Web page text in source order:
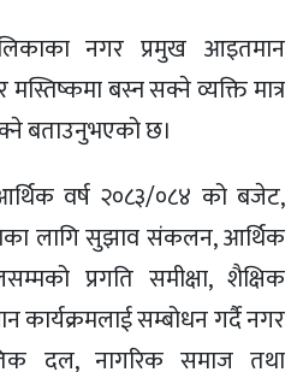
नगर प्रमुख आइतमान
बस्न सक्ने व्यक्ति मात्र
बताउनुभएको छ।
वर्ष २०८३/०८४ को बजेट,
लागि सुझाव संकलन, आर्थिक
प्रगति समीक्षा, शैक्षिक
कार्यक्रमलाई सम्बोधन गर्दै नगर
दल, नागरिक समाज तथा